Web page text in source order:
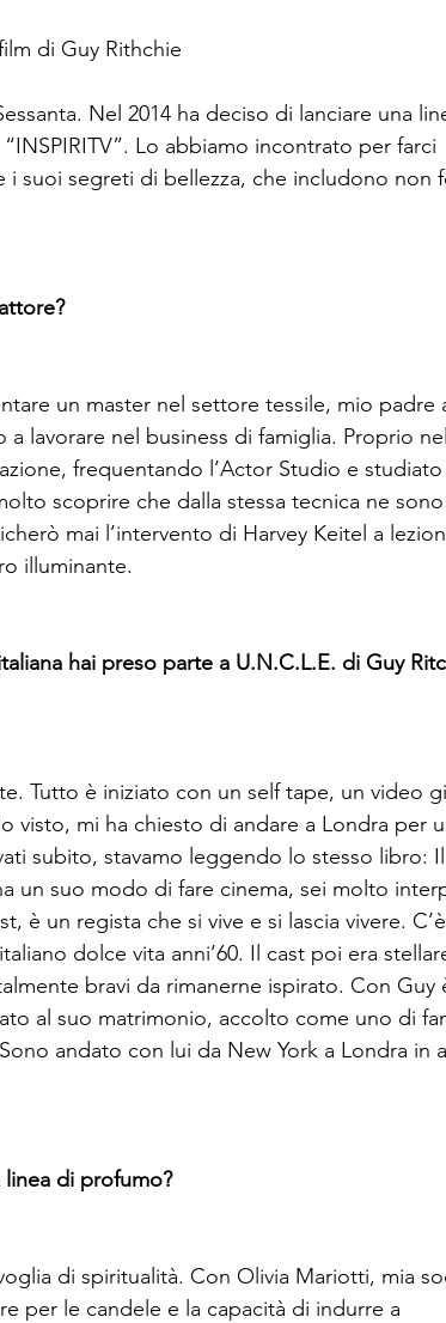
di Guy Rithchie
Nel 2014 ha deciso di lanciare una
Lo abbiamo incontrato per farci
suoi segreti di bellezza, che includono non
un master nel settore tessile, mio padre
a lavorare nel business di famiglia. Proprio
frequentando l’Actor Studio e studiato
scoprire che dalla stessa tecnica ne sono
mai l’intervento di Harvey Keitel a
illuminante.
hai preso parte a U.N.C.L.E. di Guy
Tutto è iniziato con un self tape, un video
visto, mi ha chiesto di andare a Londra per
subito, stavamo leggendo lo stesso libro:
un suo modo di fare cinema, sei molto
è un regista che si vive e si lascia vivere.
dolce vita anni’60. Il cast poi era
bravi da rimanerne ispirato. Con Guy
al suo matrimonio, accolto come uno di
andato con lui da New York a Londra in
di profumo?
di spiritualità. Con Olivia Mariotti, mia
per le candele e la capacità di indurre a